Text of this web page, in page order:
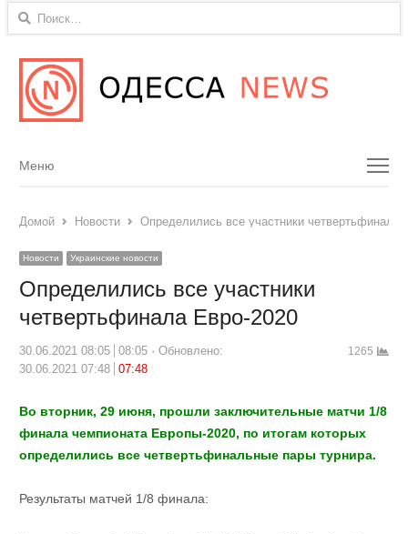
Найти:
Menu
Меню
Домой Новости Определились все участники четвертьфинала
Новости Украинские новости
Определились все участники
четвертьфинала Евро-2020
30.06.2021 08:05 08:05
Обновлено:
30.06.2021 07:48
07:48
1265
Во вторник, 29 июня, прошли заключительные матчи 1/8
финала чемпионата Европы-2020, по итогам которых
определились все четвертьфинальные пары турнира.
Результаты матчей 1/8 финала: